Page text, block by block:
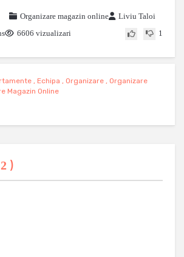
Organizare magazin online
Liviu Taloi
6606 vizualizari 1
, Echipa , Organizare , Organizare
Magazin Online
2 )